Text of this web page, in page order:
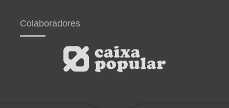
Colaboradores